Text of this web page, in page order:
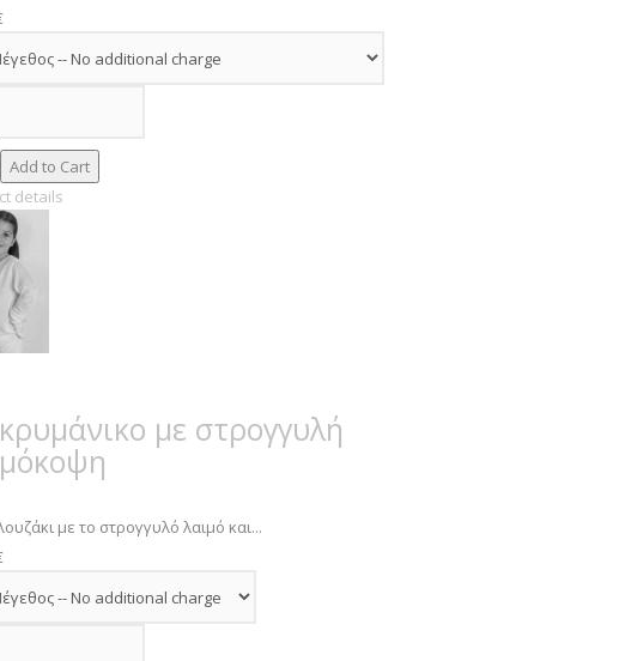
details
με στρογγυλή
με το στρογγυλό λαιμό και...